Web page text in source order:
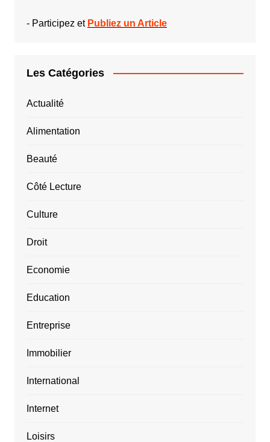
- Participez et Publiez un Article
Les Catégories
Actualité
Alimentation
Beauté
Côté Lecture
Culture
Droit
Economie
Education
Entreprise
Immobilier
International
Internet
Loisirs